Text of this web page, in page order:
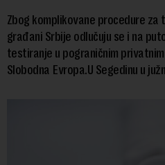
Zbog komplikovane procedure
građani Srbije odlučuju se i na
testiranje u pograničnim
Slobodna Evropa.U Segedinu u